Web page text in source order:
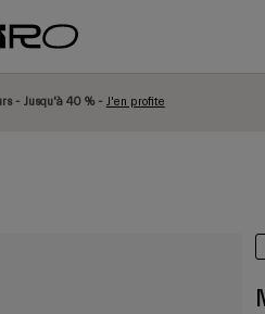
- Jusqu'à 40 % - J'en profite